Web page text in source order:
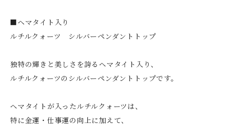
■ヘマタイト入り
ルチルクォーツ シルバーペンダントトップ
独特の輝きと美しさを誇るヘマタイト入り、
ルチルクォーツのシルバーペンダントトップです。
ヘマタイトが入ったルチルクォーツは、
特に金運・仕事運の向上に加えて、